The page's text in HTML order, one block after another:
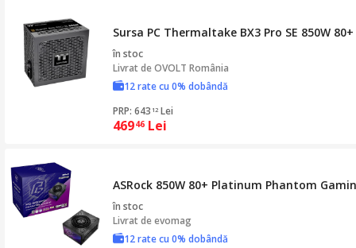
Sursa PC Thermaltake BX3 Pro SE 850W
în stoc
Livrat deOVOLT România
12 rate cu 0% dobândă
PRP: 643 12 Lei
46946 Lei
ASRock 850W 80+ Platinum Phantom
în stoc
Livrat deevomag
12 rate cu 0% dobândă